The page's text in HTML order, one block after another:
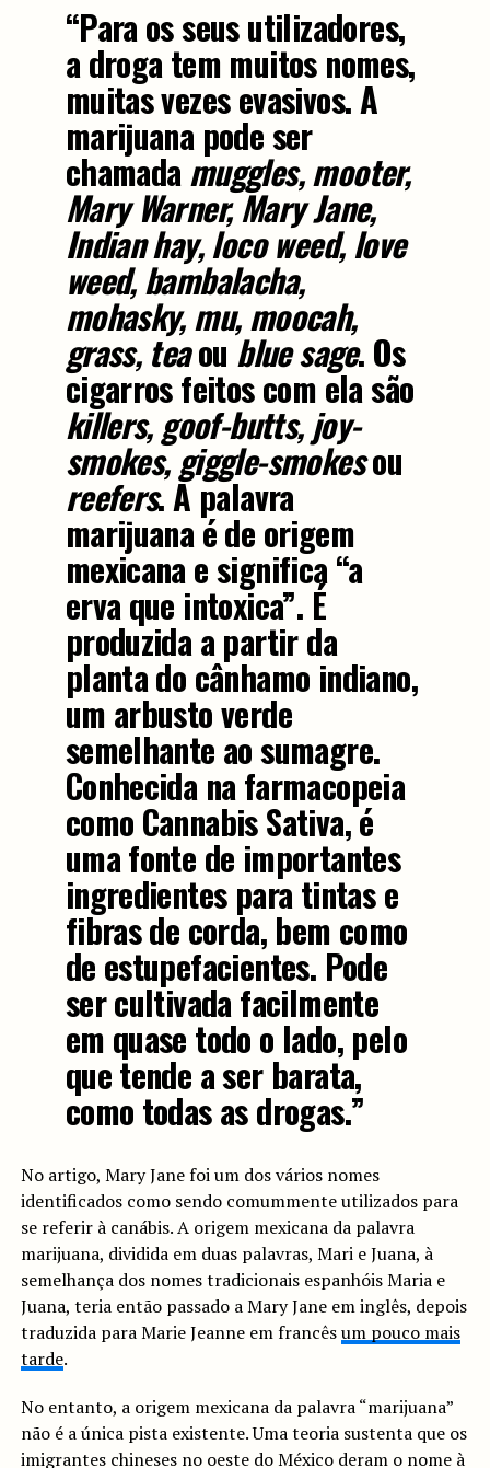
“Para os seus utilizadores,
a droga tem muitos nomes,
muitas vezes evasivos. A
marijuana pode ser
chamada muggles, mooter,
Mary Warner, Mary Jane,
Indian hay, loco weed, love
weed, bambalacha,
mohasky, mu, moocah,
grass, teaoublue sage. Os
cigarros feitos com ela são
killers, goof-butts, joy-
smokes, giggle-smokesou
reefers. A palavra
marijuana é de origem
mexicana e significa “a
erva que intoxica”. É
produzida a partir da
planta do cânhamo indiano,
um arbusto verde
semelhante ao sumagre.
Conhecida na farmacopeia
como Cannabis Sativa, é
uma fonte de importantes
ingredientes para tintas e
fibras de corda, bem como
de estupefacientes. Pode
ser cultivada facilmente
em quase todo o lado, pelo
que tende a ser barata,
como todas as drogas.”
No artigo, Mary Jane foi um dos vários nomes
identificados como sendo comummente utilizados para
se referir à canábis. A origem mexicana da palavra
marijuana, dividida em duas palavras, Mari e Juana, à
semelhança dos nomes tradicionais espanhóis Maria e
Juana, teria então passado a Mary Jane em inglês, depois
traduzida para Marie Jeanne em francêsum pouco mais
tarde.
No entanto, a origem mexicana da palavra “marijuana”
não é a única pista existente. Uma teoria sustenta que os
imigrantes chineses no oeste do México deram o nome à